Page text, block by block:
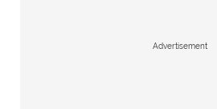
Advertisement